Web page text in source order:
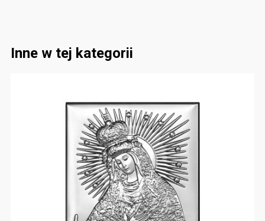
Inne w tej kategorii